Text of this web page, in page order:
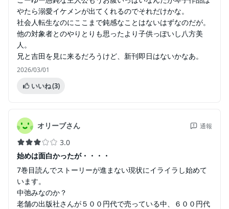
やたら溺愛イケメンが出てくれるのでそれだけかな。
社会人転生なのにここまで鈍感なことはないはずなのだが。
他の対象者とのやりとりも思ったより子供っぽいし八方美
人。
兄と吉田を見に来るだろうけど、新刊即日はないかなあ。
2026/03/01
いいね(3)
オリーブさん 通報
3.0
始めは面白かったが・・・・
7巻目読んでストーリーが進まない現状にイライラし始めて
います。
中弛みなのか？
老舗の出版社さんが５００円代で売っている中、６００円代